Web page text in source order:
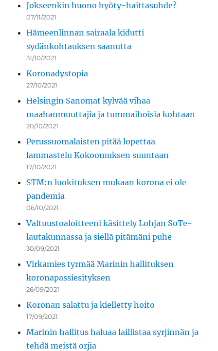
Jokseenkin huono hyöty-haittasuhde?
07/11/2021
Hämeenlinnan sairaala kidutti
sydänkohtauksen saanutta
31/10/2021
Koronadystopia
27/10/2021
Helsingin Sanomat kylvää vihaa
maahanmuuttajia ja tummaihoisia kohtaan
20/10/2021
Perussuomalaisten pitää lopettaa
lammastelu Kokoomuksen suuntaan
17/10/2021
STM:n luokituksen mukaan korona ei ole
pandemia
06/10/2021
Valtuustoaloitteeni käsittely Lohjan SoTe-
lautakunnassa ja siellä pitämäni puhe
30/09/2021
Virkamies tyrmää Marinin hallituksen
koronapassiesityksen
26/09/2021
Koronan salattu ja kielletty hoito
17/09/2021
Marinin hallitus haluaa laillistaa syrjinnän ja
tehdä meistä orjia